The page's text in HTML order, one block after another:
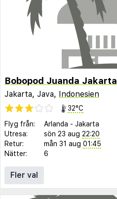
Bobopod Juanda Jakarta
Jakarta, Java, Indonesien
32°C
Flyg från:
Arlanda - Jakarta
Utresa:
sön 23 aug 22:20
Retur:
mån 31 aug 01:45
Nätter:
6
Fler val